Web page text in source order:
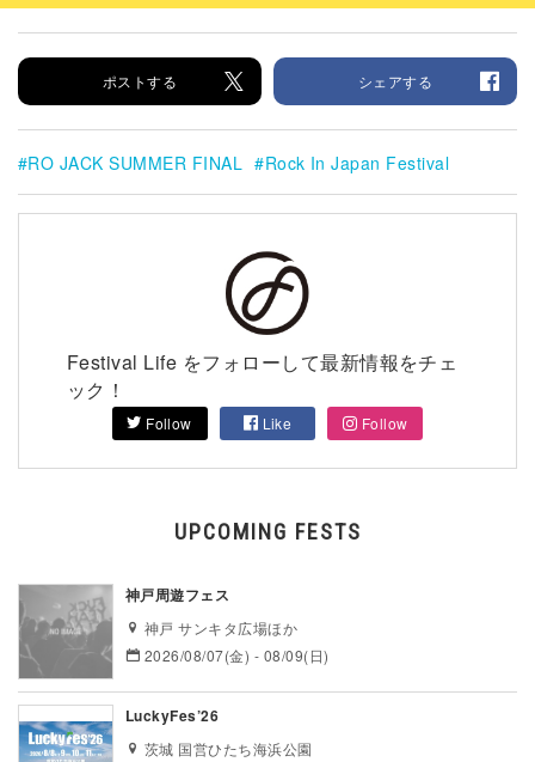
ポストする シェアする
RO JACK SUMMER FINAL Rock In Japan Festival
Festival Life をフォローして最新情報をチェ
ック！
Follow Like Follow
UPCOMING FESTS
神戸周遊フェス
神戸 サンキタ広場ほか
2026/08/07(金) - 08/09(日)
LuckyFes’26
茨城 国営ひたち海浜公園